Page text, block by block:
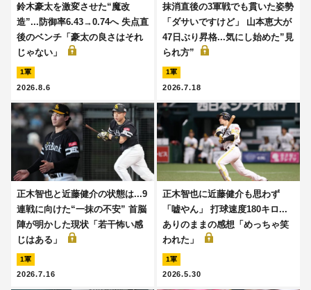
鈴木豪太を激変させた“魔改
造”...防御率6.43→0.74へ 失点直
後のベンチ「豪太の良さはそれ
じゃない」
1軍
2026.8.6
抹消直後の3軍戦でも貫いた姿勢
「ダサいですけど」 山本恵大が
47日ぶり昇格...気にし始めた”見
られ方”
1軍
2026.7.18
正木智也と近藤健介の状態は...9
連戦に向けた“一抹の不安” 首脳
陣が明かした現状「若干怖い感
じはある」
1軍
2026.7.16
正木智也に近藤健介も思わず
「嘘やん」 打球速度180キロ...
ありのままの感想「めっちゃ笑
われた」
1軍
2026.5.30